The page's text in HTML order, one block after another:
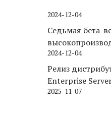
2024-12-04
Седьмая бета-
движка
2024-12-04
Релиз
Enterprise
2025-11-07